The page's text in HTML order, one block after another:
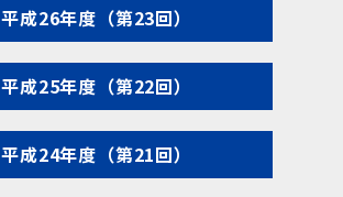
平成26年度（第23回）
平成25年度（第22回）
平成24年度（第21回）